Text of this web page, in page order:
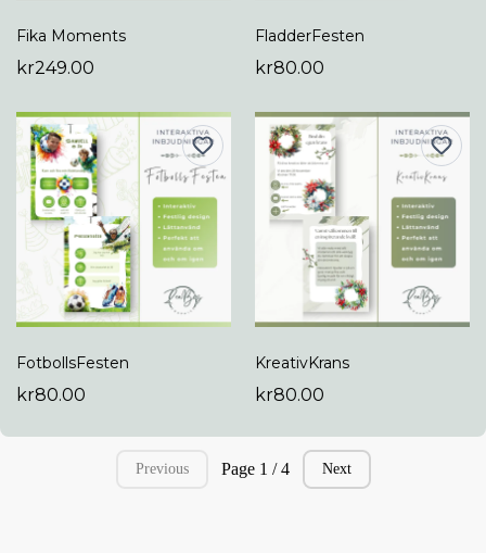
Fika Moments
kr249.00
FladderFesten
kr80.00
FotbollsFesten
kr80.00
KreativKrans
kr80.00
Previous Page 1 / 4 Next